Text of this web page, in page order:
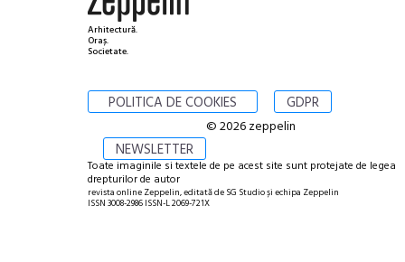
Arhitectură.
Oraș.
Societate.
POLITICA DE COOKIES GDPR
NEWSLETTER
© 2026 zeppelin
Toate imaginile si textele de pe acest site sunt protejate de legea
drepturilor de autor
revista online Zeppelin, editată de SG Studio și echipa Zeppelin
ISSN 3008-2986 ISSN-L 2069-721X